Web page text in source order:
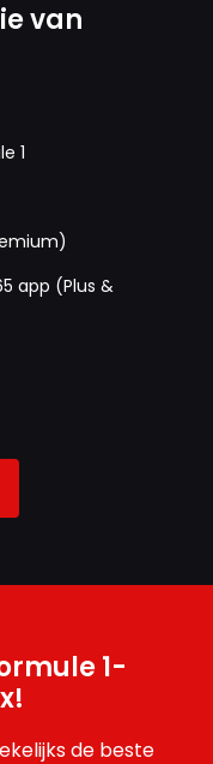
van
1
app (Plus &
1-
de beste